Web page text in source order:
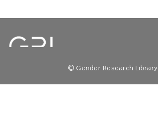
© Gender Research Library